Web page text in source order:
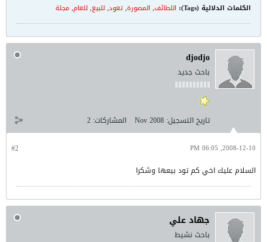
الكلمات الدلالية (Tags): اللطائف, المصورة,تعود,للبيع,للعام,مجلة
djodjo
باحث جديد
تاريخ التسجيل: Nov 2008 المشاركات: 2
#2 2008-12-10, 06:05 PM
السلام عليك اخي كم تود بيعها وشكرا
جهاد علي
باحث نشيط